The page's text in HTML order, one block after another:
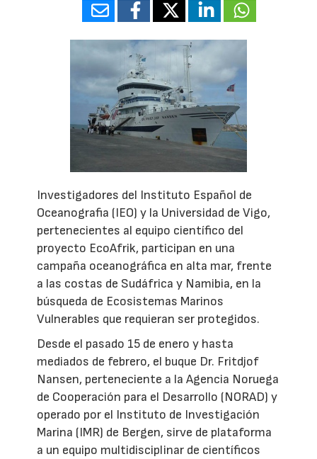
Investigadores del Instituto Español de
Oceanografia (IEO) y la Universidad de Vigo,
pertenecientes al equipo científico del
proyecto EcoAfrik, participan en una
campaña oceanográfica en alta mar, frente
a las costas de Sudáfrica y Namibia, en la
búsqueda de Ecosistemas Marinos
Vulnerables que requieran ser protegidos.
Desde el pasado 15 de enero y hasta
mediados de febrero, el buque Dr. Fritdjof
Nansen, perteneciente a la Agencia Noruega
de Cooperación para el Desarrollo (NORAD) y
operado por el Instituto de Investigación
Marina (IMR) de Bergen, sirve de plataforma
a un equipo multidisciplinar de científicos